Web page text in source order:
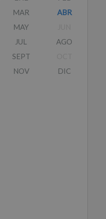
MAR
ABR
MAY
JUL
AGO
SEPT
NOV
DIC